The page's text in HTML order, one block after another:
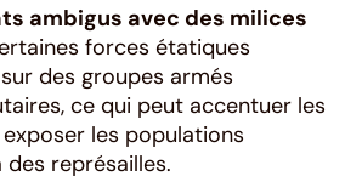
ambigus avec des milices
forces étatiques
des groupes armés
ce qui peut accentuer les
les populations
des représailles.